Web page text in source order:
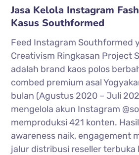
Jasa Kelola Instagram
Kasus Southformed
Feed Instagram Southformed
Creativism Ringkasan Project
adalah brand kaos polos
combed premium asal
bulan (Agustus 2020 – Juli
mengelola akun Instagram
memproduksi 421 konten.
awareness naik, engagement
jalur distribusi reseller terbuka